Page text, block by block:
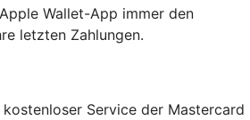
Wallet-App immer den
letzten Zahlungen.
Service der Mastercard